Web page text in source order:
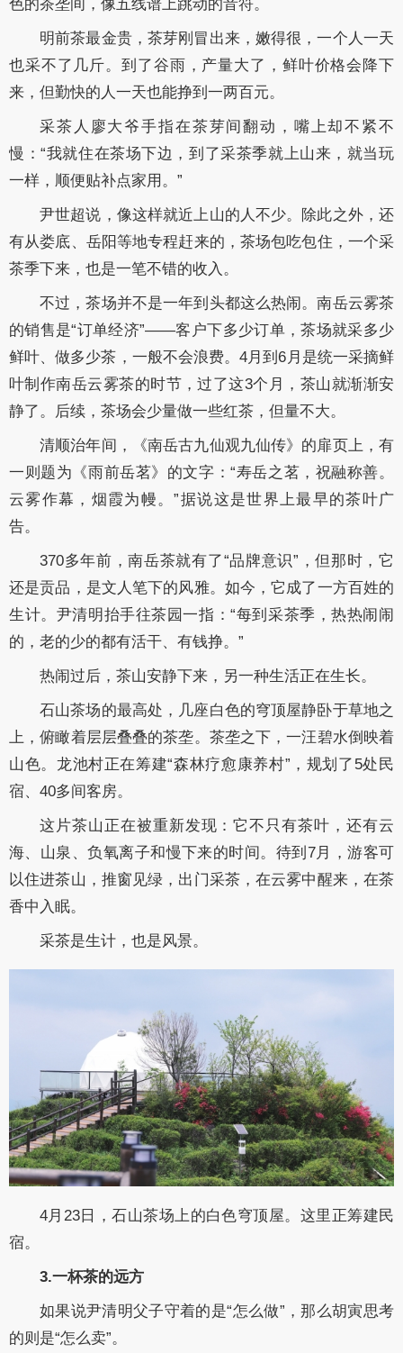
色的茶垄间，像五线谱上跳动的音符。
明前茶最金贵，茶芽刚冒出来，嫩得很，一个人一天
也采不了几斤。到了谷雨，产量大了，鲜叶价格会降下
来，但勤快的人一天也能挣到一两百元。
采茶人廖大爷手指在茶芽间翻动，嘴上却不紧不
慢：“我就住在茶场下边，到了采茶季就上山来，就当玩
一样，顺便贴补点家用。”
尹世超说，像这样就近上山的人不少。除此之外，还
有从娄底、岳阳等地专程赶来的，茶场包吃包住，一个采
茶季下来，也是一笔不错的收入。
不过，茶场并不是一年到头都这么热闹。南岳云雾茶
的销售是“订单经济”——客户下多少订单，茶场就采多少
鲜叶、做多少茶，一般不会浪费。4月到6月是统一采摘鲜
叶制作南岳云雾茶的时节，过了这3个月，茶山就渐渐安
静了。后续，茶场会少量做一些红茶，但量不大。
清顺治年间，《南岳古九仙观九仙传》的扉页上，有
一则题为《雨前岳茗》的文字：“寿岳之茗，祝融称善。
云雾作幕，烟霞为幔。”据说这是世界上最早的茶叶广
告。
370多年前，南岳茶就有了“品牌意识”，但那时，它
还是贡品，是文人笔下的风雅。如今，它成了一方百姓的
生计。尹清明抬手往茶园一指：“每到采茶季，热热闹闹
的，老的少的都有活干、有钱挣。”
热闹过后，茶山安静下来，另一种生活正在生长。
石山茶场的最高处，几座白色的穹顶屋静卧于草地之
上，俯瞰着层层叠叠的茶垄。茶垄之下，一汪碧水倒映着
山色。龙池村正在筹建“森林疗愈康养村”，规划了5处民
宿、40多间客房。
这片茶山正在被重新发现：它不只有茶叶，还有云
海、山泉、负氧离子和慢下来的时间。待到7月，游客可
以住进茶山，推窗见绿，出门采茶，在云雾中醒来，在茶
香中入眠。
采茶是生计，也是风景。
4月23日，石山茶场上的白色穹顶屋。这里正筹建民
宿。
3.一杯茶的远方
如果说尹清明父子守着的是“怎么做”，那么胡寅思考
的则是“怎么卖”。